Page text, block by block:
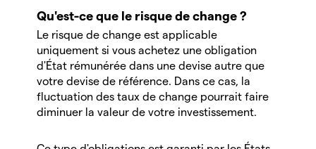
Qu'est-ce que le risque de change ?
Le risque de change est applicable
uniquement si vous achetez une obligation
d'État rémunérée dans une devise autre que
votre devise de référence. Dans ce cas, la
fluctuation des taux de change pourrait faire
diminuer la valeur de votre investissement.